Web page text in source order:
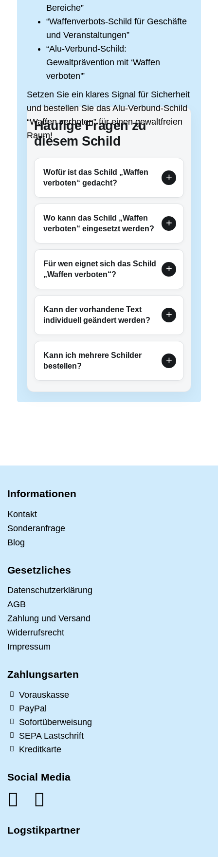
Bereiche”
“Waffenverbots-Schild für Geschäfte
und Veranstaltungen”
“Alu-Verbund-Schild:
Gewaltprävention mit ‘Waffen
verboten'”
Setzen Sie ein klares Signal für Sicherheit
und bestellen Sie das Alu-Verbund-Schild
“Waffen verboten” für einen gewaltfreien
Raum!
Häufige Fragen zu
diesem Schild
Wofür ist das Schild „Waffen
verboten“ gedacht?
Wo kann das Schild „Waffen
verboten“ eingesetzt werden?
Für wen eignet sich das Schild
„Waffen verboten“?
Kann der vorhandene Text
individuell geändert werden?
Kann ich mehrere Schilder
bestellen?
Informationen
Kontakt
Sonderanfrage
Blog
Gesetzliches
Datenschutzerklärung
AGB
Zahlung und Versand
Widerrufsrecht
Impressum
Zahlungsarten
Vorauskasse
PayPal
Sofortüberweisung
SEPA Lastschrift
Kreditkarte
Social Media
Logstikpartner